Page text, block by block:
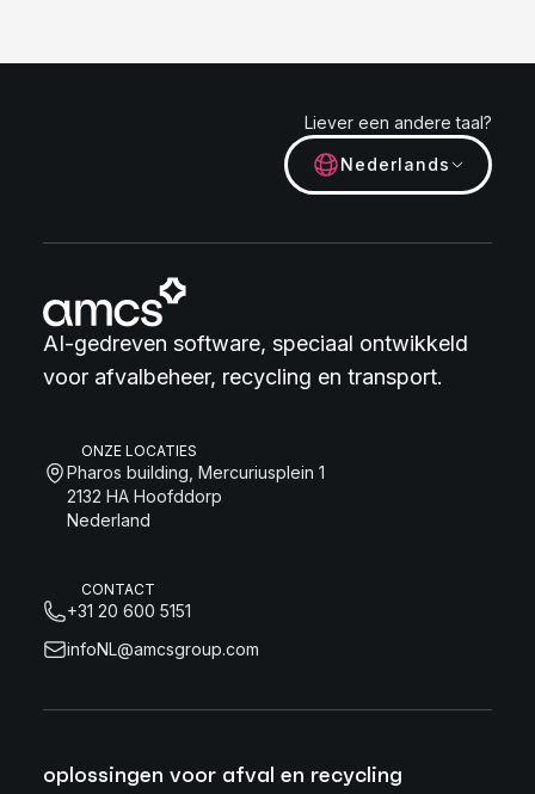
Liever een andere taal?
Nederlands
AI-gedreven software, speciaal ontwikkeld
voor afvalbeheer, recycling en transport.
ONZE LOCATIES
Pharos building, Mercuriusplein 1
2132 HA Hoofddorp
Nederland
CONTACT
+31 20 600 5151
infoNL@amcsgroup.com
oplossingen voor afval en recycling